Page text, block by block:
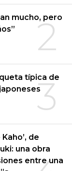
2
mucho, pero
3
típica de
de
una obra
entre una